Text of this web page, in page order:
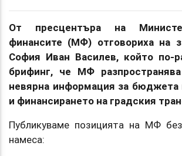
От пресцентъра на
финансите (МФ) отговориха на
София Иван Василев, който по-
брифинг, че МФ
невярна информация за бюджета
и финансирането на градския
Публикуваме позицията на МФ
намеса: